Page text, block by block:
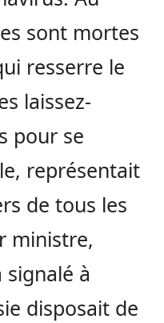
sont mortes
resserre le
laissez-
pour se
représentait
de tous les
ministre,
signalé à
disposait de